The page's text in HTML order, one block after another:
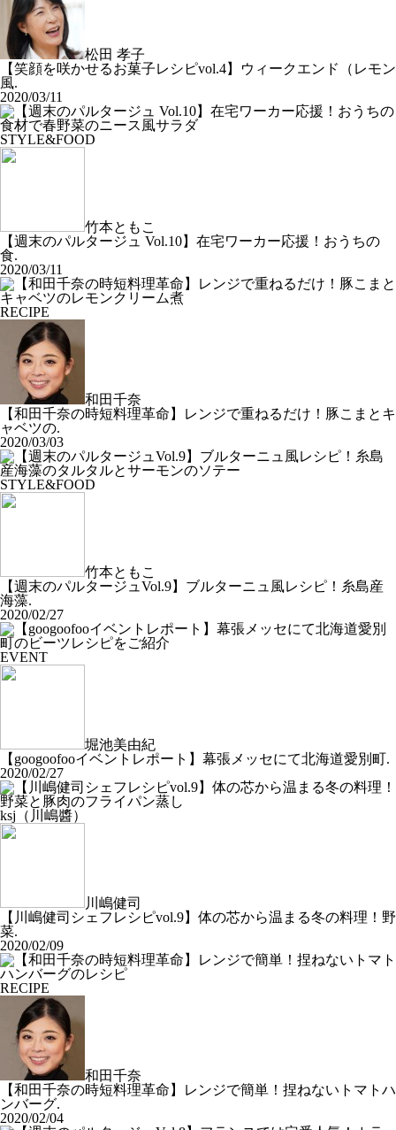
松田 孝子
【笑顔を咲かせるお菓子レシピvol.4】ウィークエンド（レモン
風.
2020/03/11
STYLE&FOOD
竹本ともこ
【週末のパルタージュ Vol.10】在宅ワーカー応援！おうちの
食.
2020/03/11
RECIPE
和田千奈
【和田千奈の時短料理革命】レンジで重ねるだけ！豚こまとキ
ャベツの.
2020/03/03
STYLE&FOOD
竹本ともこ
【週末のパルタージュVol.9】ブルターニュ風レシピ！糸島産
海藻.
2020/02/27
EVENT
堀池美由紀
【googoofooイベントレポート】幕張メッセにて北海道愛別町.
2020/02/27
ksj（川嶋醬）
川嶋健司
【川嶋健司シェフレシピvol.9】体の芯から温まる冬の料理！野
菜.
2020/02/09
RECIPE
和田千奈
【和田千奈の時短料理革命】レンジで簡単！捏ねないトマトハ
ンバーグ.
2020/02/04